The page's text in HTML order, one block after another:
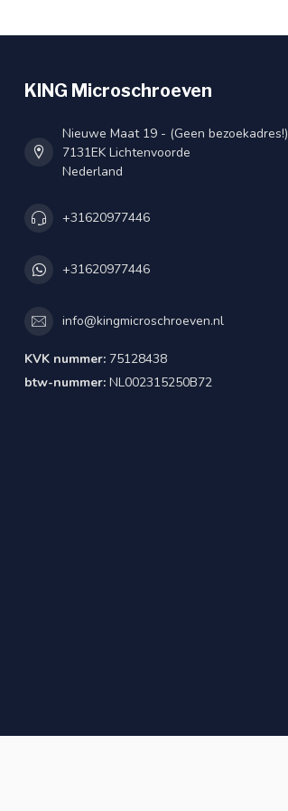
KING Microschroeven
Nieuwe Maat 19 - (Geen bezoekadres!)
7131EK Lichtenvoorde
Nederland
+31620977446
+31620977446
info@kingmicroschroeven.nl
KVK nummer: 75128438
btw-nummer: NL002315250B72